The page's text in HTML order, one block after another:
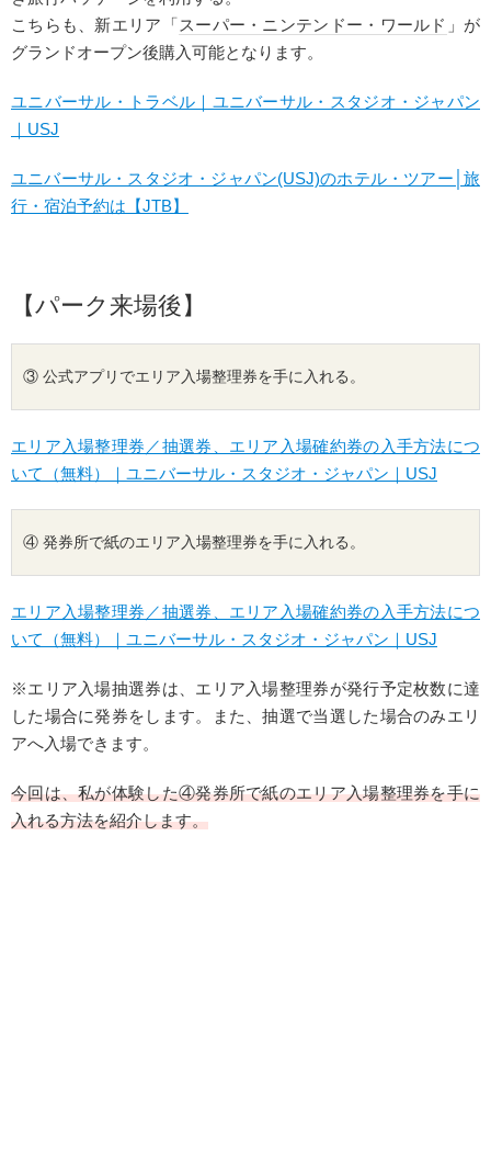
こちらも、新エリア「スーパー・ニンテンドー・ワールド 」が
グランドオープン後購入可能となります。
ユニバーサル・トラベル｜ユニバーサル・スタジオ・ジャパン
｜USJ
ユニバーサル・スタジオ・ジャパン(USJ)のホテル・ツアー│旅
行・宿泊予約は【JTB】
【パーク来場後】
③ 公式アプリでエリア入場整理券を手に入れる。
エリア入場整理券／抽選券、エリア入場確約券の入手方法につ
いて（無料）｜ユニバーサル・スタジオ・ジャパン｜USJ
④ 発券所で紙のエリア入場整理券を手に入れる。
エリア入場整理券／抽選券、エリア入場確約券の入手方法につ
いて（無料）｜ユニバーサル・スタジオ・ジャパン｜USJ
※エリア入場抽選券は、エリア入場整理券が発行予定枚数に達
した場合に発券をします。また、抽選で当選した場合のみエリ
アへ入場できます。
今回は、私が体験した④発券所で紙のエリア入場整理券を手に
入れる方法を紹介します。